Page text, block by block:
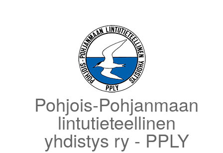
Pohjois-Pohjanmaan
lintutieteellinen
yhdistys ry - PPLY